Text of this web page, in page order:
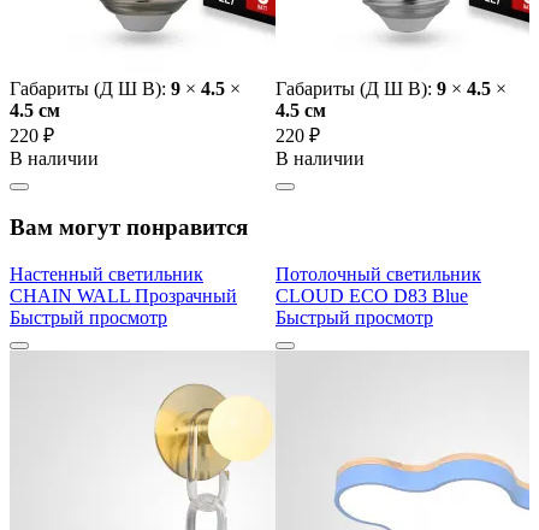
Габариты (Д Ш В): 9 × 4.5 ×
4.5 cм
220 ₽
В наличии
Габариты (Д Ш В): 9 × 4.5 ×
4.5 cм
220 ₽
В наличии
Вам могут понравится
Настенный светильник
CHAIN WALL Прозрачный
Быстрый просмотр
Потолочный светильник
CLOUD ECO D83 Blue
Быстрый просмотр